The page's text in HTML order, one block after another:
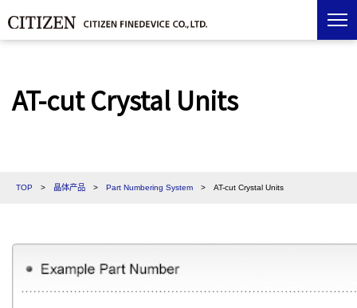
AT-cut Crystal Units
TOP > 晶体产品 > Part Numbering System > AT-cut Crystal Units